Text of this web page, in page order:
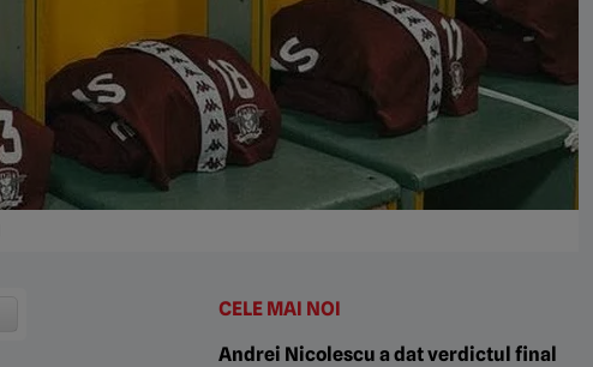
CELE MAI NOI
Andrei Nicolescu a dat verdictul final